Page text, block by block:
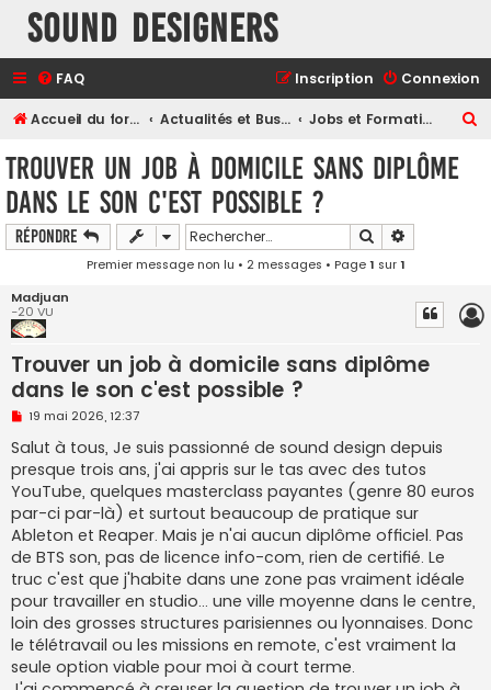
Sound Designers
FAQ Connexion
Inscription
Accueil du forum Actualités et Business Jobs et Formations
h
Trouver un job à domicile sans diplôme
dans le son c'est possible ?
Répondre Rechercher
Premier message non lu • 2 messages • Page1 sur1
Madjuan
-20 VU
Trouver un job à domicile sans diplôme
dans le son c'est possible ?
M
s
s
a
g
e
n
o
n
l
19 mai 2026, 12:37
Salut à tous, Je suis passionné de sound design depuis
presque trois ans, j'ai appris sur le tas avec des tutos
YouTube, quelques masterclass payantes (genre 80 euros
par-ci par-là) et surtout beaucoup de pratique sur
Ableton et Reaper. Mais je n'ai aucun diplôme officiel. Pas
de BTS son, pas de licence info-com, rien de certifié. Le
truc c'est que j'habite dans une zone pas vraiment idéale
pour travailler en studio... une ville moyenne dans le centre,
loin des grosses structures parisiennes ou lyonnaises. Donc
le télétravail ou les missions en remote, c'est vraiment la
seule option viable pour moi à court terme.